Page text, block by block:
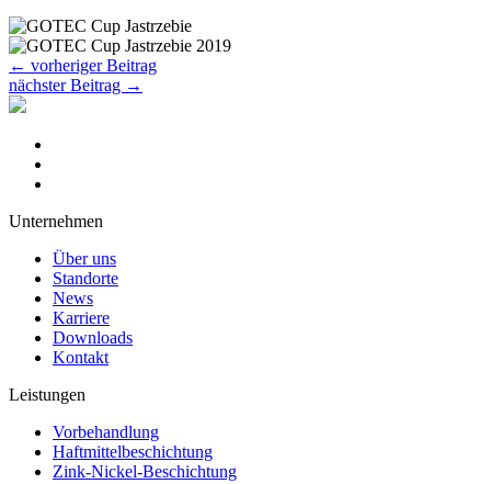
← vorheriger Beitrag
nächster Beitrag →
Unternehmen
Über uns
Standorte
News
Karriere
Downloads
Kontakt
Leistungen
Vorbehandlung
Haftmittelbeschichtung
Zink-Nickel-Beschichtung